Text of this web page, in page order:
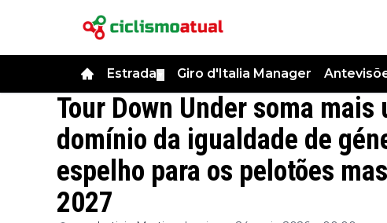
Estrada Giro d'Italia Manager
Tour Down Under soma mais
domínio da igualdade de
espelho para os pelotões
2027